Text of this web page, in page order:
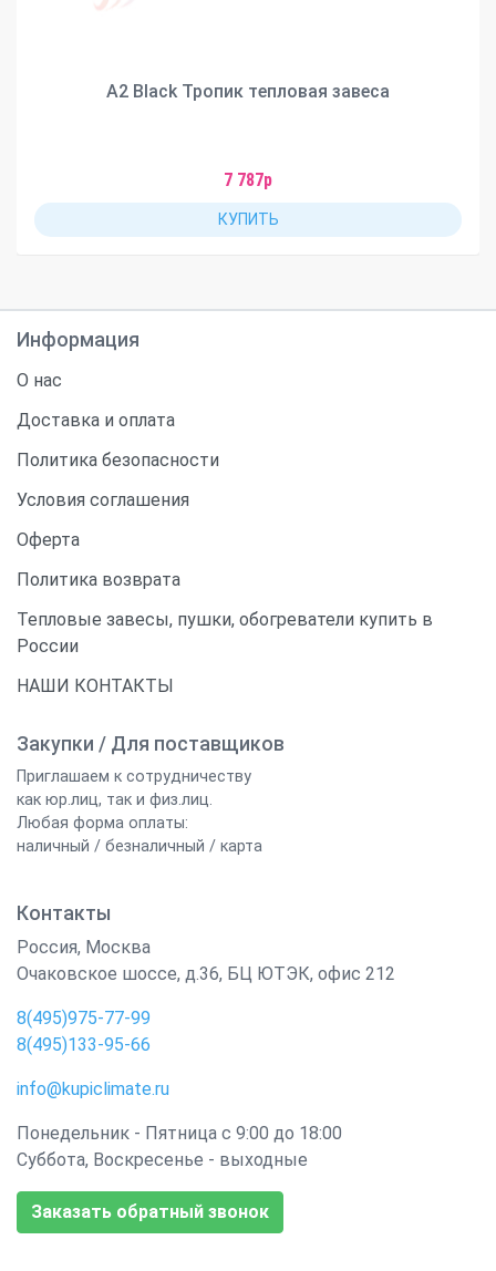
А2 Black Тропик тепловая завеса
7 787р
КУПИТЬ
Информация
О нас
Доставка и оплата
Политика безопасности
Условия соглашения
Оферта
Политика возврата
Тепловые завесы, пушки, обогреватели купить в
России
НАШИ КОНТАКТЫ
Закупки / Для поставщиков
Приглашаем к сотрудничеству
как юр.лиц, так и физ.лиц.
Любая форма оплаты:
наличный / безналичный / карта
Контакты
Россия, Москва
Очаковское шоссе, д.36, БЦ ЮТЭК, офис 212
8(495)975-77-99
8(495)133-95-66
info@kupiclimate.ru
Понедельник - Пятница с 9:00 до 18:00
Суббота, Воскресенье - выходные
Заказать обратный звонок